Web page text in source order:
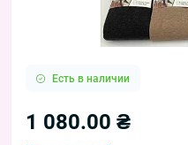
Есть в наличии
1 080.00 ₴